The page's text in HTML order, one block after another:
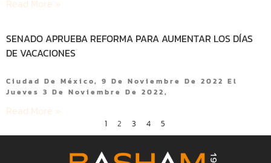
Read More »
SENADO APRUEBA REFORMA PARA AUMENTAR LOS DÍAS
DE VACACIONES
Ciudad De México, 9 De Noviembre De 2022 El
Jueves 3 De Noviembre De 2022,
Read More »
1 2 3 4 5